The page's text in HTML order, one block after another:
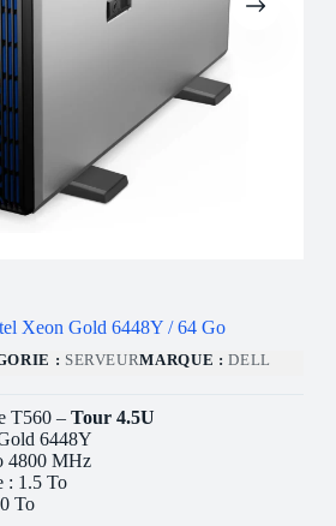
Xeon Gold 6448Y / 64 Go
: SERVEURMARQUE :DELL
T560 – Tour 4.5U
6448Y
4800 MHz
: 1.5 To
To